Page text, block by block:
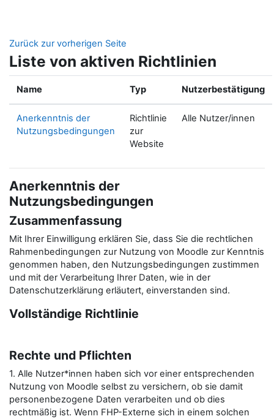
Zurück zur vorherigen Seite
Liste von aktiven Richtlinien
Name Typ Nutzerbestätigung
Anerkenntnis der
Nutzungsbedingungen
Richtlinie
zur
Website
Alle Nutzer/innen
Anerkenntnis der
Nutzungsbedingungen
Zusammenfassung
Mit Ihrer Einwilligung erklären Sie, dass Sie die rechtlichen
Rahmenbedingungen zur Nutzung von Moodle zur Kenntnis
genommen haben, den Nutzungsbedingungen zustimmen
und mit der Verarbeitung Ihrer Daten, wie in der
Datenschutzerklärung erläutert, einverstanden sind.
Vollständige Richtlinie
Rechte und Pflichten
1. Alle Nutzer*innen haben sich vor einer entsprechenden
Nutzung von Moodle selbst zu versichern, ob sie damit
personenbezogene Daten verarbeiten und ob dies
rechtmäßig ist. Wenn FHP-Externe sich in einem solchen